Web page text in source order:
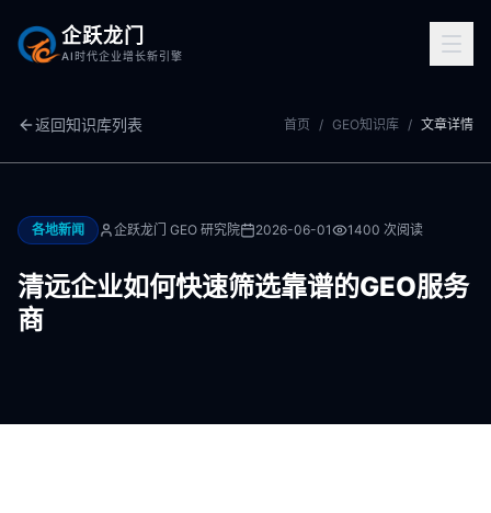
企跃龙门
AI时代企业增长新引擎
返回知识库列表 首页 / GEO知识库 / 文章详情
各地新闻 企跃龙门 GEO 研究院 2026-06-01 1400 次阅读
清远企业如何快速筛选靠谱的GEO服务
商